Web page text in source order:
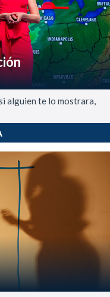
alguien te lo mostrara,